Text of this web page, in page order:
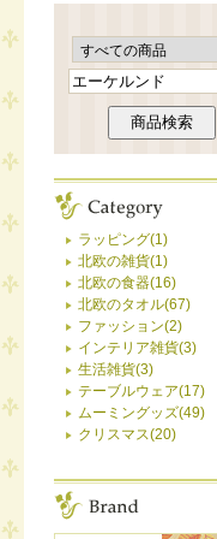
ラッピング(1)
北欧の雑貨(1)
北欧の食器(16)
北欧のタオル(67)
ファッション(2)
インテリア雑貨(3)
生活雑貨(3)
テーブルウェア(17)
ムーミングッズ(49)
クリスマス(20)